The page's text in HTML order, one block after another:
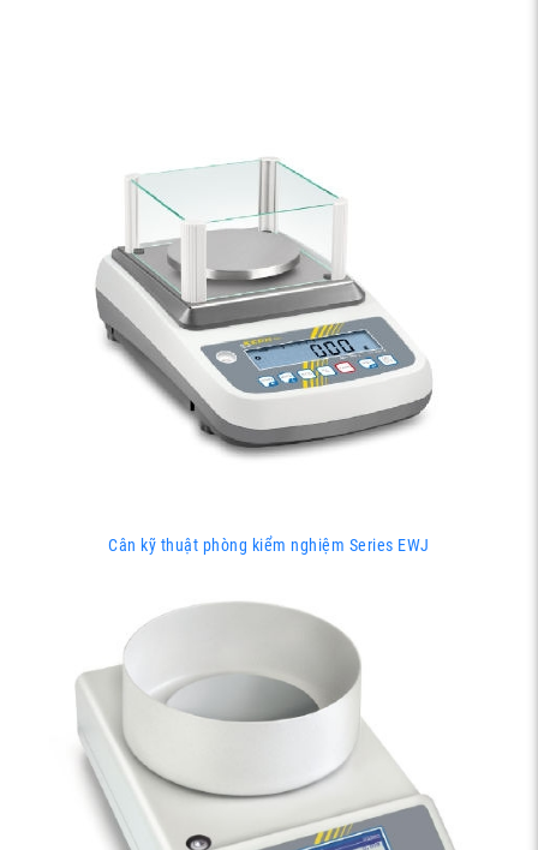
Cân kỹ thuật phòng kiểm nghiệm Series EWJ